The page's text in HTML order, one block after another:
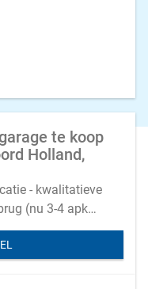
te koop
Holland,
- kwalitatieve
(nu 3-4 apk